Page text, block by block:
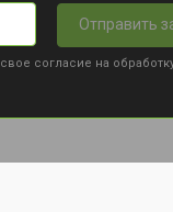
Отправить
согласие на